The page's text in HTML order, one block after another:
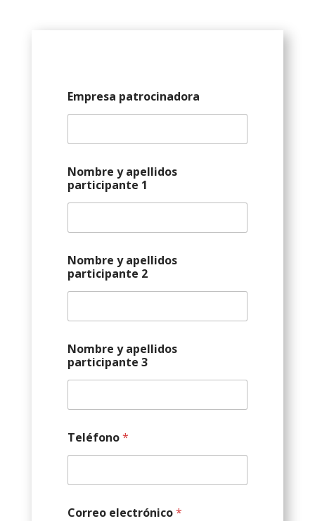
Empresa patrocinadora
Nombre y apellidos
participante 1
Nombre y apellidos
participante 2
Nombre y apellidos
participante 3
Teléfono*
Correo electrónico*